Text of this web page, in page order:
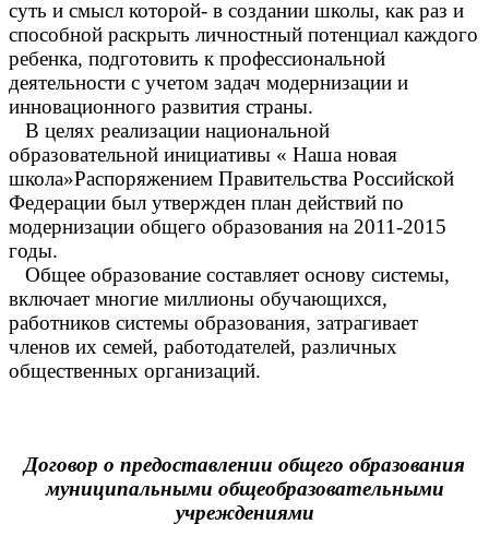
суть и смысл которой- в создании школы, как раз и
способной раскрыть личностный потенциал каждого
ребенка, подготовить к профессиональной
деятельности с учетом задач модернизации и
инновационного развития страны.
В целях реализации национальной
образовательной инициативы « Наша новая
школа»Распоряжением Правительства Российской
Федерации был утвержден план действий по
модернизации общего образования на 2011-2015
годы.
Общее образование составляет основу системы,
включает многие миллионы обучающихся,
работников системы образования, затрагивает
членов их семей, работодателей, различных
общественных организаций.
Договор о предоставлении общего образования
муниципальными общеобразовательными
учреждениями